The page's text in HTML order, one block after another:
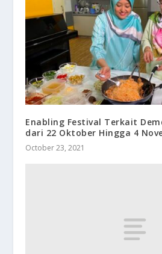
Enabling Festival Terkait
dari 22 Oktober Hingga 4
October 23, 2021